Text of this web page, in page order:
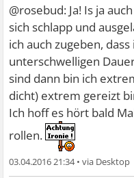
@rosebud: Ja! Is ja
sich schlapp und
ich auch zugeben,
unterschwelligen
sind dann bin ich
dicht) extrem gereizt
Ich hoff es hört bald
rollen.
03.04.2016 21:34•